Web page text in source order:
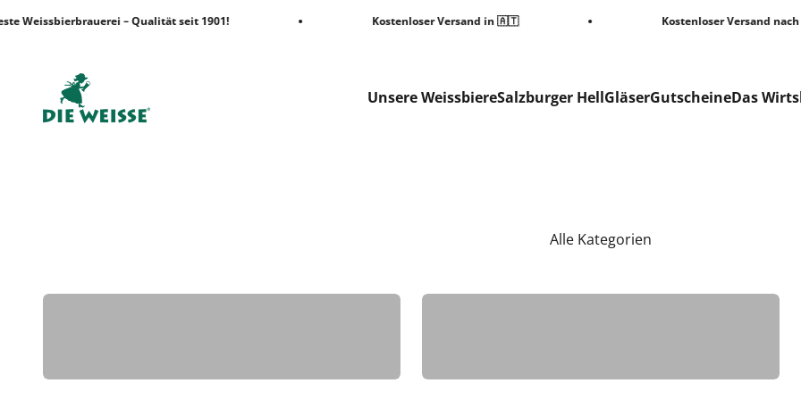
Weissbierbrauerei – Qualität seit 1901! Kostenloser Versand in 🇦🇹 Kostenloser Versand nach
Unsere WeissbiereSalzburger HellGläserGutscheineDas
Die Weisse Shop
Alle Kategorien
Biere Gläser